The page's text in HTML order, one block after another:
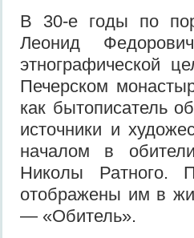
В 30-е годы по
Леонид
этнографической
Печерском
как бытописатель
источни­ки и
началом в
Николы Ратного.
отображены им в
— «Обитель».